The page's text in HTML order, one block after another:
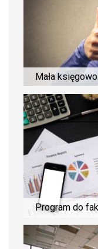
Mała
Program do